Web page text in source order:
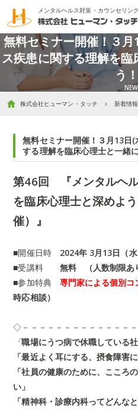
メンタルヘルス対策・カウンセリン
無料セミナー開催！３
ス疾患に関する理解を
う
株式会社ヒューマン・タッチ 新着情
無料セミナー開催！３月13日
する理解を臨床心理士と一緒
第46回 『メンタルヘ
を臨床心理士と深めよ
催） 』
■開催日時 2024年 3月13日（
■受講料
無料 （人数制限あ
■参加特典 専門家による個別
時応相談）
◇－－－－－－－－－－－－－
「職場にうつ病で休職している社
「最近よく耳にする、摂食障害
「社員の健康のために、こころ
い」
「精神科・診療内科ってどんな